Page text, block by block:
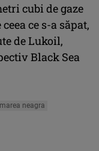
cubi de gaze
ce s-a săpat,
de Lukoil,
Black Sea
neagra